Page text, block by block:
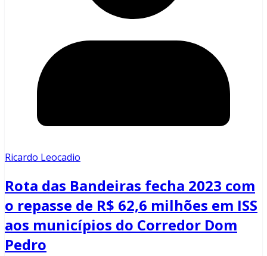
Ricardo Leocadio
Rota das Bandeiras fecha 2023 com
o repasse de R$ 62,6 milhões em ISS
aos municípios do Corredor Dom
Pedro